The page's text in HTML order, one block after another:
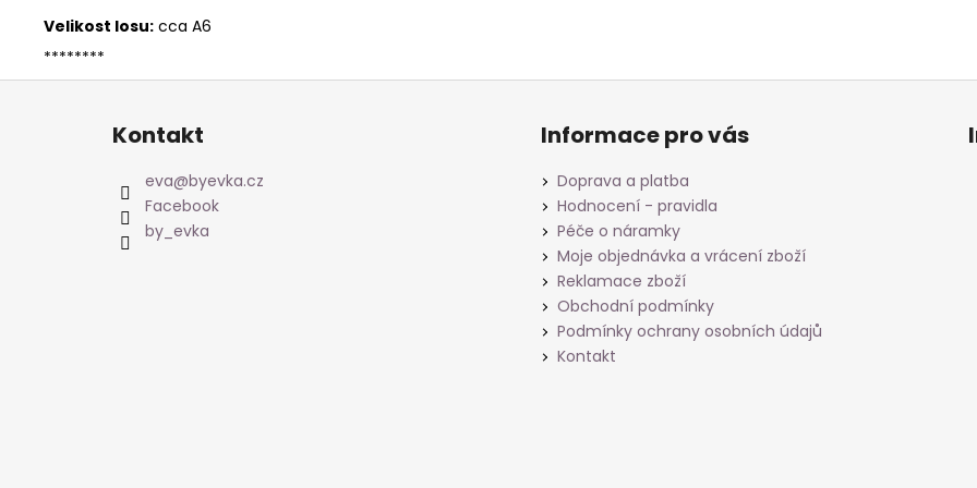
Velikost losu: cca A6
********
Kontakt
eva@byevka.cz
Facebook
by_evka
Informace pro vás
Doprava a platba
Hodnocení - pravidla
Péče o náramky
Moje objednávka a vrácení zboží
Reklamace zboží
Obchodní podmínky
Podmínky ochrany osobních údajů
Kontakt